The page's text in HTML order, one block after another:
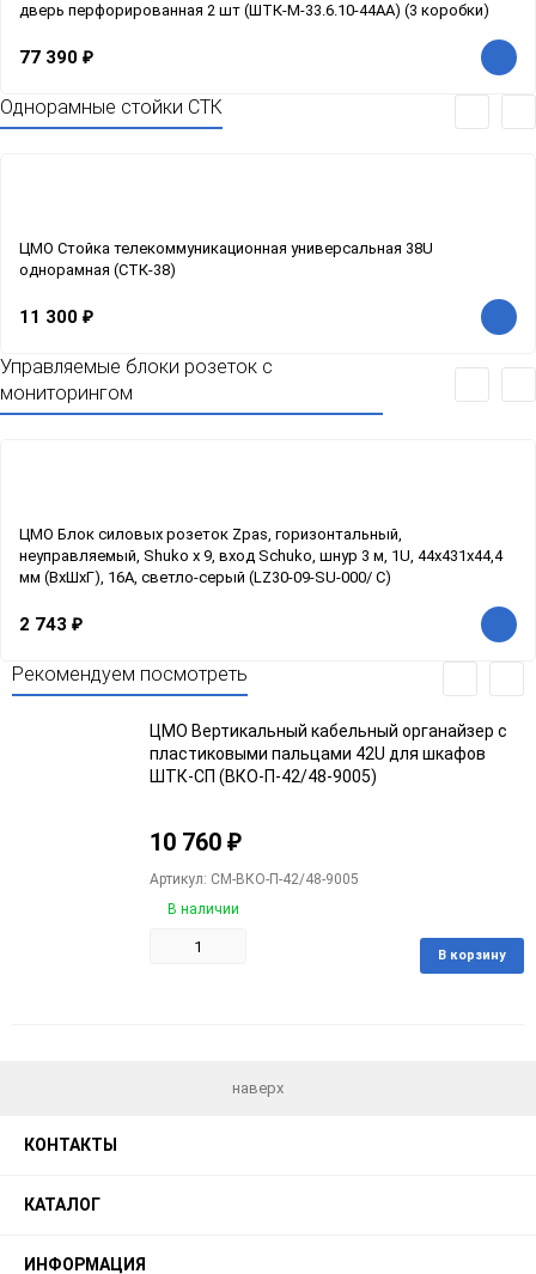
дверь перфорированная 2 шт (ШТК-М-33.6.10-44АА) (3 коробки)
77 390 ₽
Однорамные стойки СТК
ЦМО Стойка телекоммуникационная универсальная 38U
однорамная (СТК-38)
11 300 ₽
Управляемые блоки розеток с
мониторингом
ЦМО Блок силовых розеток Zpas, горизонтальный,
неуправляемый, Shuko х 9, вход Schuko, шнур 3 м, 1U, 44х431х44,4
мм (ВхШхГ), 16А, светло-серый (LZ30-09-SU-000/ C)
2 743 ₽
Рекомендуем посмотреть
ЦМО Вертикальный кабельный органайзер с
пластиковыми пальцами 42U для шкафов
ШТК-СП (ВКО-П-42/48-9005)
10 760 ₽
Артикул: CM-ВКО-П-42/48-9005
В наличии
В корзину
наверх
КОНТАКТЫ
КАТАЛОГ
ИНФОРМАЦИЯ